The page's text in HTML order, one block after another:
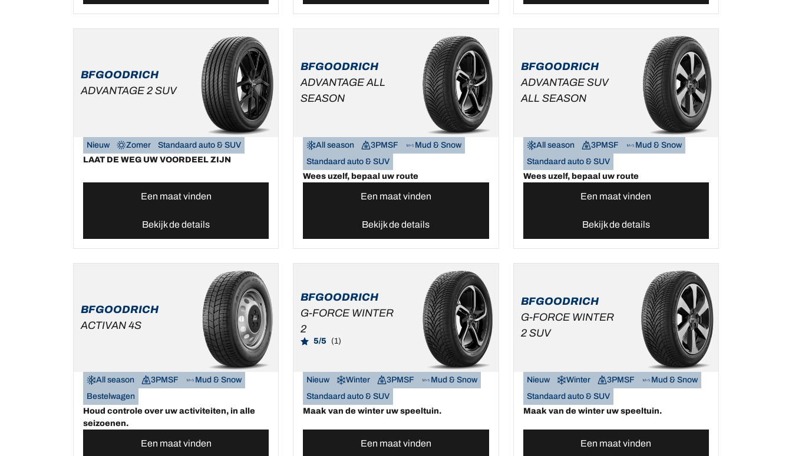
BFGOODRICH
ADVANTAGE 2 SUV
Nieuw Zomer
Standaard auto & SUV
LAAT DE WEG UW VOORDEEL ZIJN
Een maat vinden
Bekijk de details
BFGOODRICH
ADVANTAGE ALL
SEASON
All season 3PMSF
Mud & Snow
Standaard auto & SUV
Wees uzelf, bepaal uw route
Een maat vinden
Bekijk de details
BFGOODRICH
ADVANTAGE SUV
ALL SEASON
All season 3PMSF
Mud & Snow
Standaard auto & SUV
Wees uzelf, bepaal uw route
Een maat vinden
Bekijk de details
BFGOODRICH
ACTIVAN 4S
All season 3PMSF
Mud & Snow
Bestelwagen
Houd controle over uw activiteiten, in alle
seizoenen.
Een maat vinden
BFGOODRICH
G-FORCE WINTER
2
5/5 (1)
Nieuw Winter 3PMSF
Mud & Snow
Standaard auto & SUV
Maak van de winter uw speeltuin.
Een maat vinden
BFGOODRICH
G-FORCE WINTER
2 SUV
Nieuw Winter 3PMSF
Mud & Snow
Standaard auto & SUV
Maak van de winter uw speeltuin.
Een maat vinden